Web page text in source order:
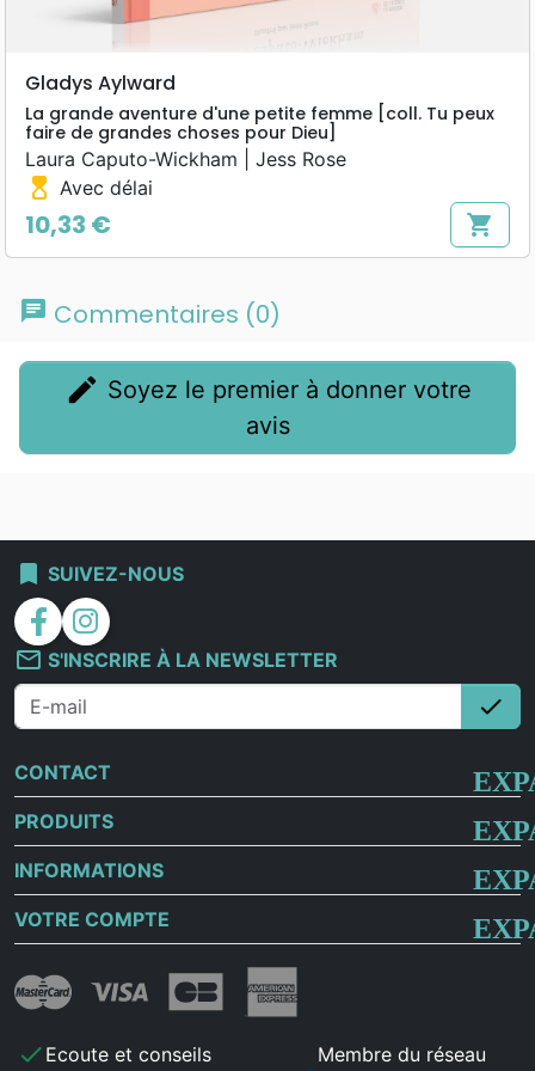
Gladys Aylward
La grande aventure d'une petite femme [coll. Tu peux
faire de grandes choses pour Dieu]
Laura Caputo-Wickham | Jess Rose
hourglass_top Avec délai
Prix
10,33 € shopping_cart
chat Commentaires (0)
edit
avis
bookmark SUIVEZ-NOUS
facebook
instagram
mail_outline S'INSCRIRE À LA NEWSLETTER
check
CONTACT
PRODUITS
INFORMATIONS
VOTRE COMPTE
check Ecoute et conseils Membre du réseau